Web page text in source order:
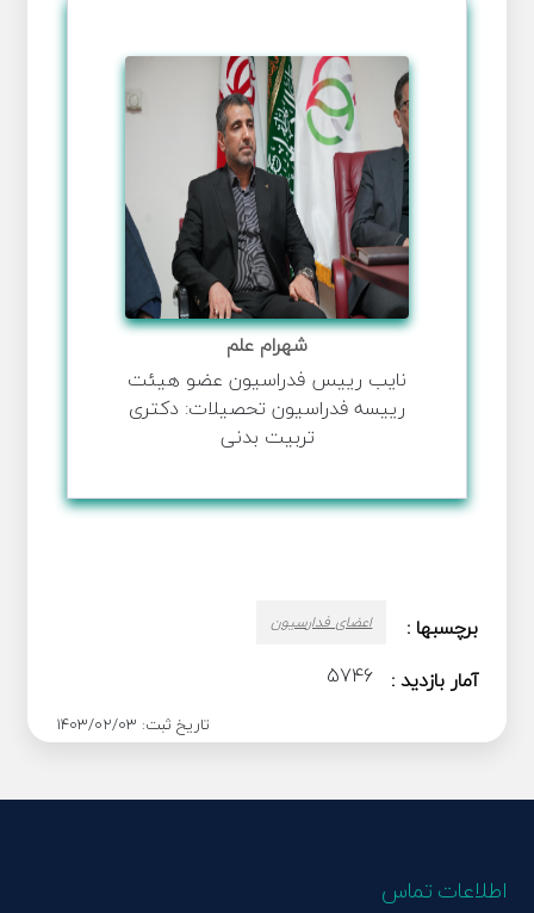
شهرام علم
نایب رییس فدراسیون عضو هیئت
رییسه فدراسیون تحصیلات: دکتری
تربیت بدنی
برچسبها : اعضای فدارسیون
آمار بازدید : 5746
تاریخ ثبت: 1403/02/03
اطلاعات تماس